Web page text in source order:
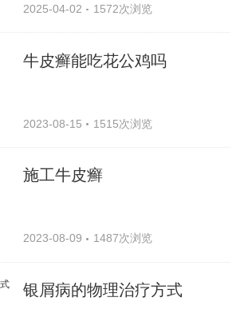
2025-04-02 1572次浏览
牛皮癣能吃花公鸡吗
2023-08-15 1515次浏览
施工牛皮癣
2023-08-09 1487次浏览
银屑病的物理治疗方式